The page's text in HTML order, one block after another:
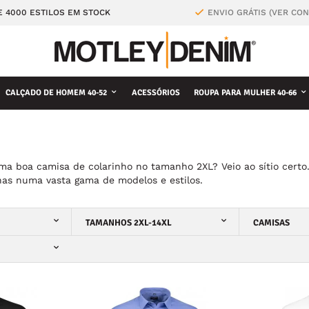
4000 ESTILOS EM STOCK ENVIO GRÁTIS (VER
CALÇADO DE HOMEM 40-52 ACESSÓRIOS ROUPA PARA MULHER 40-66
boa camisa de colarinho no tamanho 2XL? Veio ao sítio
numa vasta gama de modelos e estilos.
TAMANHOS 2XL-14XL CAMISAS